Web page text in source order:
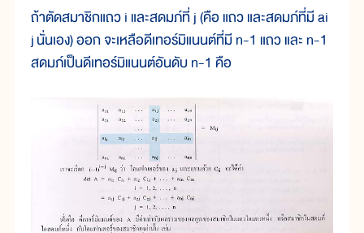
ถ้าตัดสมาชิกแถว i และสดมภ์ที่ j (คือ แถว และสดมภ์ที่มี ai
j นั่นเอง) ออก จะเหลือดีเทอร์มิแนนต์ที่มี n-1 แถว และ n-1
สดมภ์เป็นดีเทอร์มิแนนต์อันดับ n-1 คือ